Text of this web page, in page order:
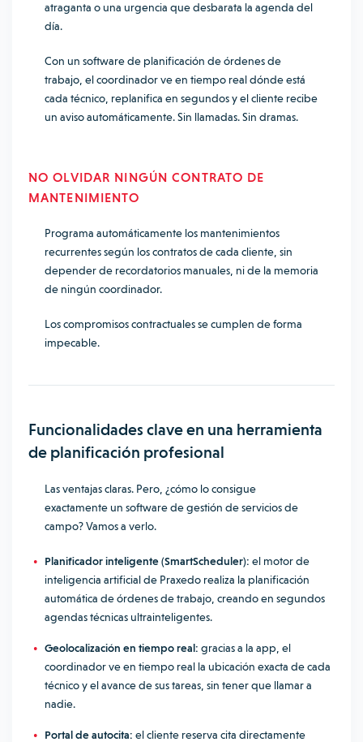
atraganta o una urgencia que desbarata la agenda del
día.
Con un software de planificación de órdenes de
trabajo, el coordinador ve en tiempo real dónde está
cada técnico, replanifica en segundos y el cliente recibe
un aviso automáticamente. Sin llamadas. Sin dramas.
NO OLVIDAR NINGÚN CONTRATO DE
MANTENIMIENTO
Programa automáticamente los mantenimientos
recurrentes según los contratos de cada cliente, sin
depender de recordatorios manuales, ni de la memoria
de ningún coordinador.
Los compromisos contractuales se cumplen de forma
impecable.
Funcionalidades clave en una herramienta
de planificación profesional
Las ventajas claras. Pero, ¿cómo lo consigue
exactamente un software de gestión de servicios de
campo? Vamos a verlo.
Planificador inteligente (SmartScheduler): el motor de
inteligencia artificial de Praxedo realiza la planificación
automática de órdenes de trabajo, creando en segundos
agendas técnicas ultrainteligentes.
Geolocalización en tiempo real: gracias a la app, el
coordinador ve en tiempo real la ubicación exacta de cada
técnico y el avance de sus tareas, sin tener que llamar a
nadie.
Portal de autocita: el cliente reserva cita directamente